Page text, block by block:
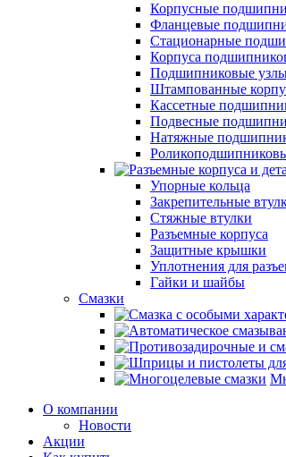
Корпусные
Фланцевые
Стационарные
Корпуса
Подшипниковые
Штампованные
Кассетные
Подвесные
Натяжные
Упорные кольца
Закрепительные
Стяжные втулки
Разъемные корпуса
Защитные крышки
Уплотнения для
Гайки и шайбы
Смазки
О компании
Новости
Акции